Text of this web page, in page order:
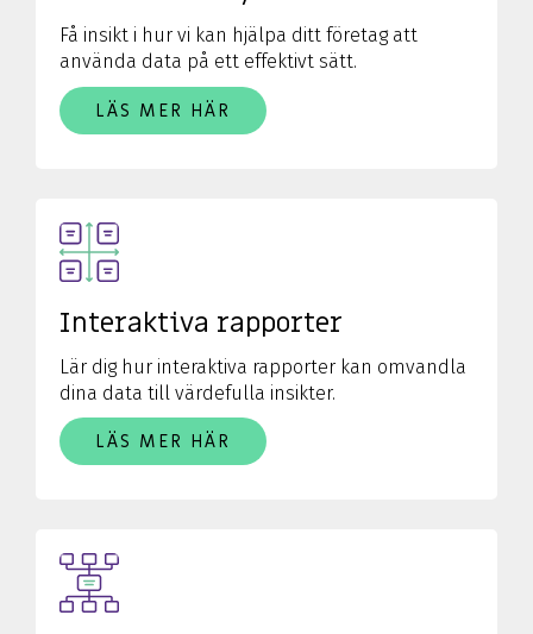
Få insikt i hur vi kan hjälpa ditt företag att
använda data på ett effektivt sätt.
LÄS MER HÄR
Interaktiva rapporter
Lär dig hur interaktiva rapporter kan omvandla
dina data till värdefulla insikter.
LÄS MER HÄR